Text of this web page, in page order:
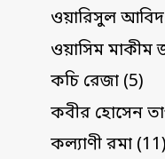
ওয়ারিসুল
ওয়াসিম মাকীম
কচি রেজা (5)
কবীর হোসেন
কল্যাণী রমা (11)